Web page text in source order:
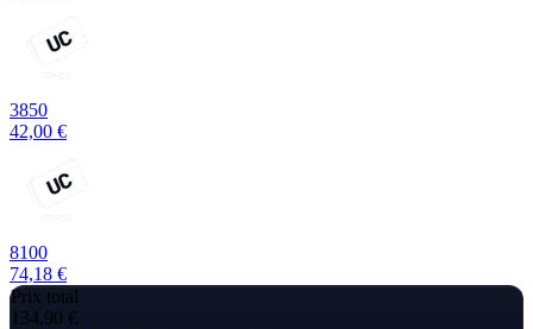
3850
42,00 €
8100
74,18 €
Prix total
134,90 €